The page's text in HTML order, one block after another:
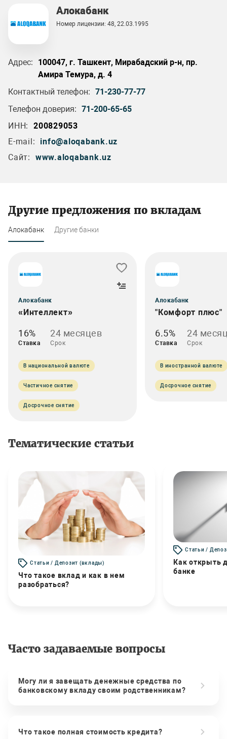
Алокабанк
Номер лицензии: 48, 22.03.1995
Адрес:
100047, г. Ташкент, Мирабадский р-н, пр.
Амира Темура, д. 4
Контактный телефон: 71-230-77-77
Телефон доверия: 71-200-65-65
ИНН:
200829053
E-mail:
info@aloqabank.uz
Сайт:
www.aloqabank.uz
Другие предложения по вкладам
Алокабанк Другие банки
Алокабанк
«Интеллект»
16%
Ставка
24 месяцев
Срок
В национальной валюте
Частичное снятие
Досрочное снятие
Алокабанк
"Комфорт плюс"
6.5%
Ставка
24
Срок
В иностранной валюте
Досрочное снятие
Тематические статьи
Статьи / Депозит (вклады)
Что такое вклад и как в нем
разобраться?
Статьи /
Как открыть
банке
Часто задаваемые вопросы
Могу ли я завещать денежные средства по
банковскому вкладу своим родственникам?
Что такое полная стоимость кредита?